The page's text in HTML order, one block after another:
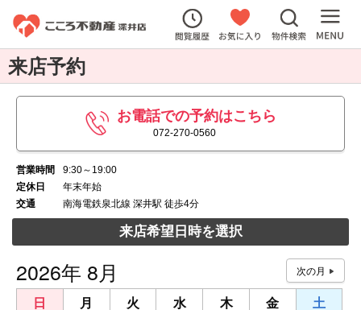
来店予約
お電話での予約はこちら
072-270-0560
営業時間
9:30～19:00
定休日
年末年始
交通
南海電鉄泉北線 深井駅 徒歩4分
来店希望日時を選択
2026年 8月
日 月 火 水 木 金
土